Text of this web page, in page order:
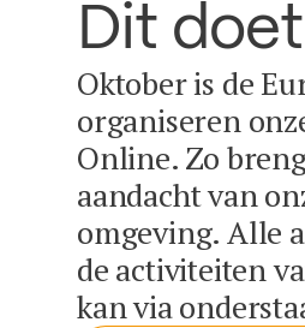
Dit
Oktober is de
organiseren
Online. Zo
aandacht van
omgeving. Alle
de activiteiten
kan via